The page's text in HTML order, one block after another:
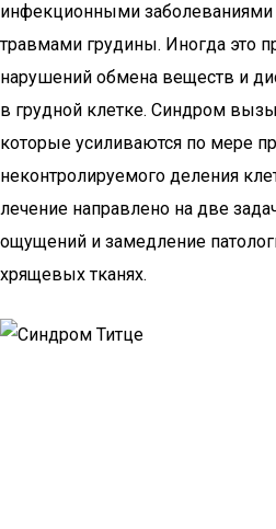
инфекционными
травмами грудины. Иногда это
нарушений обмена веществ и
в грудной клетке. Синдром
которые усиливаются по мере
неконтролируемого деления
лечение направлено на две
ощущений и замедление
хрящевых тканях.